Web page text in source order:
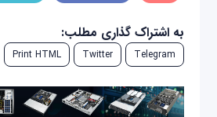
به اشتراک گذاری مطلب:
Telegram
Twitter
Print HTML